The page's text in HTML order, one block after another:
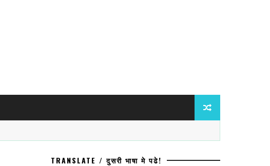
TRANSLATE / दुसरी भाषा मे पढे!